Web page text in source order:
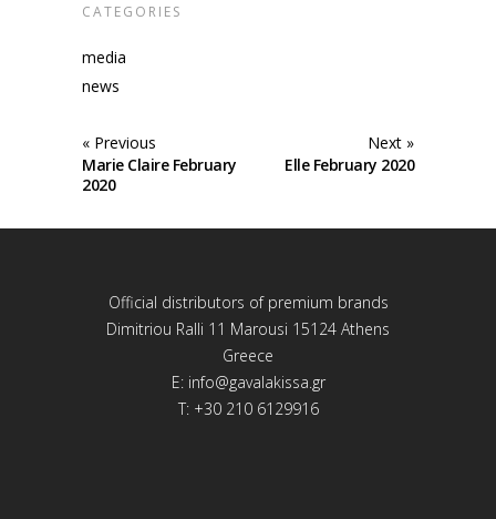
CATEGORIES
media
news
« Previous
Marie Claire February
2020
Next »
Elle February 2020
Official distributors of premium brands
Dimitriou Ralli 11 Marousi 15124 Athens
Greece
E: info@gavalakissa.gr
T: +30 210 6129916